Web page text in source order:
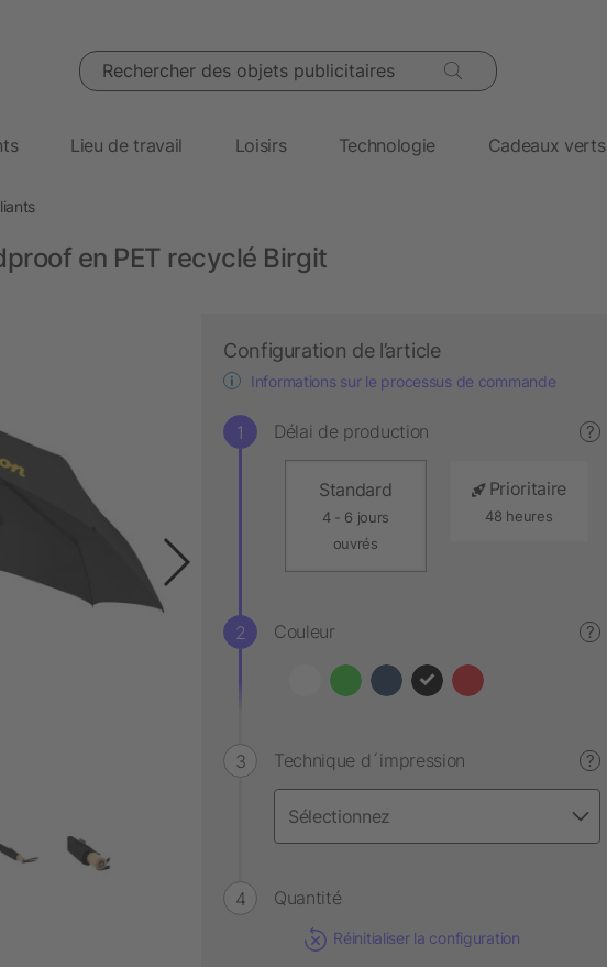
Rechercher des objets publicitaires
Lieu de travail Loisirs Technologie Cadeaux verts
en PET recyclé Birgit
Configuration de l’article
Informations sur le processus de commande
Délai de production ?
Standard
4 - 6 jours
ouvrés
Prioritaire
48 heures
Couleur ?
Technique d´impression ?
Quantité
Réinitialiser la configuration